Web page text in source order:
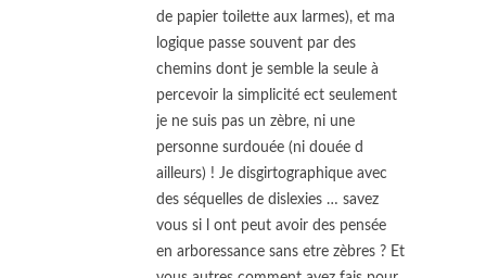
de papier toilette aux larmes), et ma
logique passe souvent par des
chemins dont je semble la seule à
percevoir la simplicité ect seulement
je ne suis pas un zèbre, ni une
personne surdouée (ni douée d
ailleurs) ! Je disgirtographique avec
des séquelles de dislexies … savez
vous si l ont peut avoir des pensée
en arboressance sans etre zèbres ? Et